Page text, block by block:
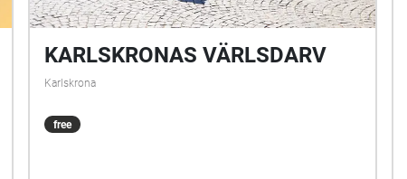
KARLSKRONAS VÄRLSDARV
Karlskrona
free